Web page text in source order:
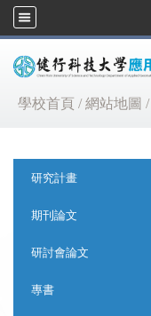
學校首頁 /網站地圖 /
研究計畫
期刊論文
研討會論文
專書